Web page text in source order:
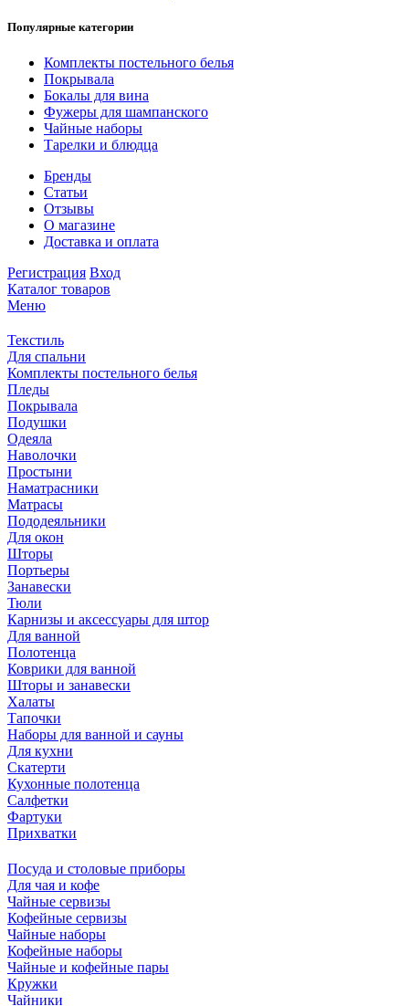
Популярные категории
Комплекты постельного белья
Покрывала
Бокалы для вина
Фужеры для шампанского
Чайные наборы
Тарелки и блюдца
Бренды
Статьи
Отзывы
О магазине
Доставка и оплата
Регистрация Вход
Каталог товаров
Меню
Текстиль
Для спальни
Комплекты постельного белья
Пледы
Покрывала
Подушки
Одеяла
Наволочки
Простыни
Наматрасники
Матрасы
Пододеяльники
Для окон
Шторы
Портьеры
Занавески
Тюли
Карнизы и аксессуары для штор
Для ванной
Полотенца
Коврики для ванной
Шторы и занавески
Халаты
Тапочки
Наборы для ванной и сауны
Для кухни
Скатерти
Кухонные полотенца
Салфетки
Фартуки
Прихватки
Посуда и столовые приборы
Для чая и кофе
Чайные сервизы
Кофейные сервизы
Чайные наборы
Кофейные наборы
Чайные и кофейные пары
Кружки
Чайники